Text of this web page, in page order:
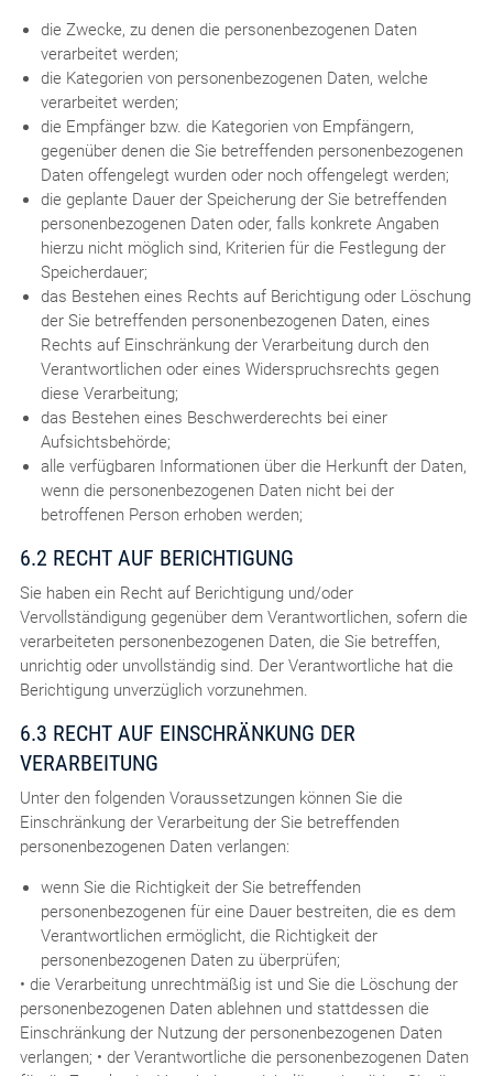
die Zwecke, zu denen die personenbezogenen Daten
verarbeitet werden;
die Kategorien von personenbezogenen Daten, welche
verarbeitet werden;
die Empfänger bzw. die Kategorien von Empfängern,
gegenüber denen die Sie betreffenden personenbezogenen
Daten offengelegt wurden oder noch offengelegt werden;
die geplante Dauer der Speicherung der Sie betreffenden
personenbezogenen Daten oder, falls konkrete Angaben
hierzu nicht möglich sind, Kriterien für die Festlegung der
Speicherdauer;
das Bestehen eines Rechts auf Berichtigung oder Löschung
der Sie betreffenden personenbezogenen Daten, eines
Rechts auf Einschränkung der Verarbeitung durch den
Verantwortlichen oder eines Widerspruchsrechts gegen
diese Verarbeitung;
das Bestehen eines Beschwerderechts bei einer
Aufsichtsbehörde;
alle verfügbaren Informationen über die Herkunft der Daten,
wenn die personenbezogenen Daten nicht bei der
betroffenen Person erhoben werden;
6.2 RECHT AUF BERICHTIGUNG
Sie haben ein Recht auf Berichtigung und/oder
Vervollständigung gegenüber dem Verantwortlichen, sofern die
verarbeiteten personenbezogenen Daten, die Sie betreffen,
unrichtig oder unvollständig sind. Der Verantwortliche hat die
Berichtigung unverzüglich vorzunehmen.
6.3 RECHT AUF EINSCHRÄNKUNG DER
VERARBEITUNG
Unter den folgenden Voraussetzungen können Sie die
Einschränkung der Verarbeitung der Sie betreffenden
personenbezogenen Daten verlangen:
wenn Sie die Richtigkeit der Sie betreffenden
personenbezogenen für eine Dauer bestreiten, die es dem
Verantwortlichen ermöglicht, die Richtigkeit der
personenbezogenen Daten zu überprüfen;
• die Verarbeitung unrechtmäßig ist und Sie die Löschung der
personenbezogenen Daten ablehnen und stattdessen die
Einschränkung der Nutzung der personenbezogenen Daten
verlangen; • der Verantwortliche die personenbezogenen Daten